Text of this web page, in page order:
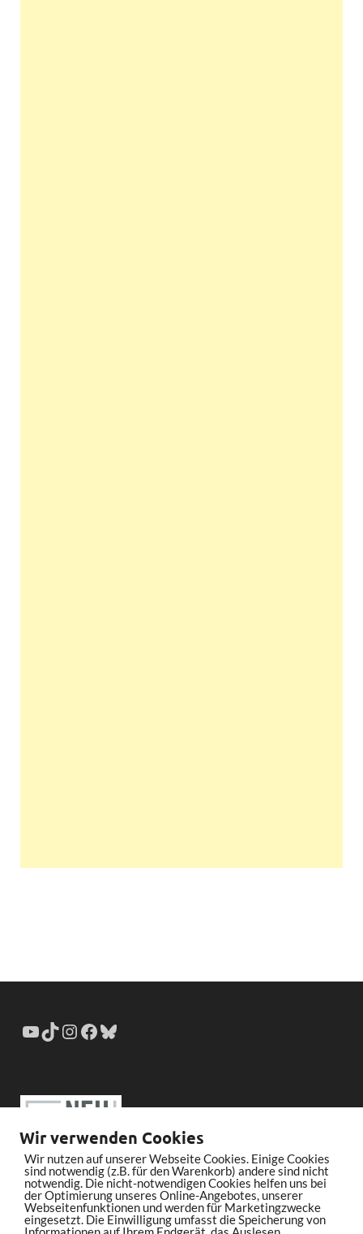
Wir verwenden Cookies
Wir nutzen auf unserer Webseite Cookies. Einige Cookies
sind notwendig (z.B. für den Warenkorb) andere sind nicht
notwendig. Die nicht-notwendigen Cookies helfen uns bei
der Optimierung unseres Online-Angebotes, unserer
Webseitenfunktionen und werden für Marketingzwecke
eingesetzt. Die Einwilligung umfasst die Speicherung von